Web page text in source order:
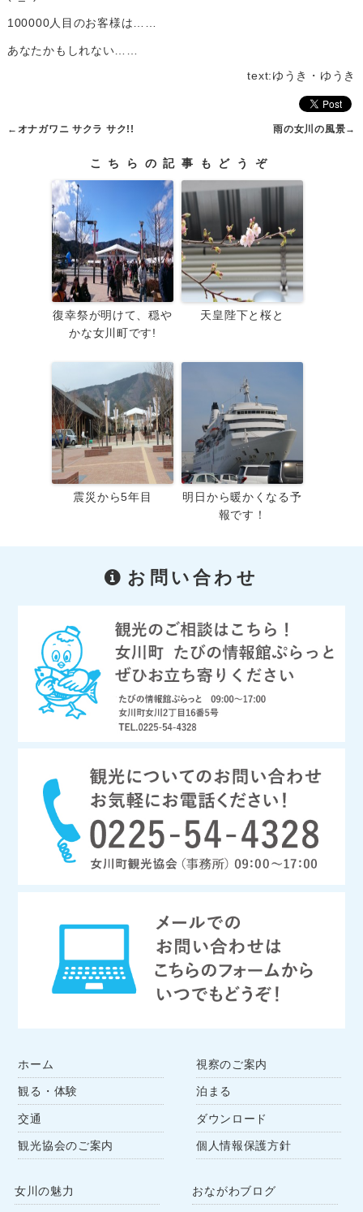
100000人目のお客様は……
あなたかもしれない……
text:ゆうき・ゆうき
← オナガワニ サクラ サク!! 雨の女川の風景→
こちらの記事もどうぞ
復幸祭が明けて、穏や
かな女川町です!
天皇陛下と桜と
震災から5年目
明日から暖かくなる予
報です！
お問い合わせ
ホーム
観る・体験
交通
観光協会のご案内
視察のご案内
泊まる
ダウンロード
個人情報保護方針
女川の魅力 おながわブログ